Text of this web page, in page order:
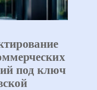
под ключ